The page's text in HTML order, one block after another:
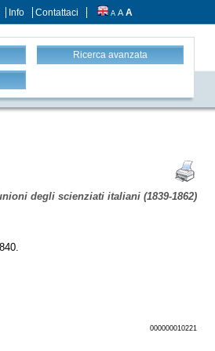
Info Contattaci A A A
Ricerca avanzata